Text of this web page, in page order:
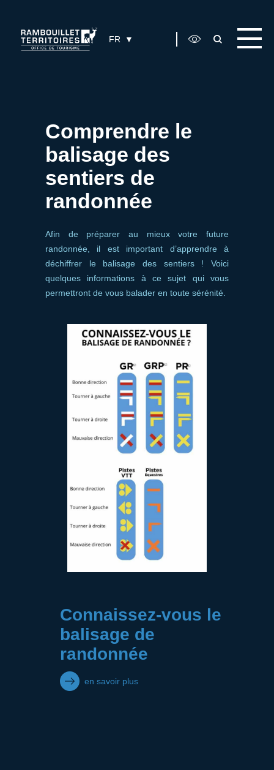
FR
Comprendre le
balisage des
sentiers de
randonnée
Afin de préparer au mieux votre future
randonnée, il est important d’apprendre à
déchiffrer le balisage des sentiers ! Voici
quelques informations à ce sujet qui vous
permettront de vous balader en toute sérénité.
Connaissez-vous le
balisage de
randonnée
en savoir plus